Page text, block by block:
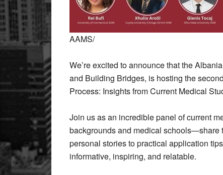
AAMS/
We’re excited to announce that the
and Building Bridges, is hosting the
Process: Insights from Current Medical
Join us as an incredible panel of current
backgrounds and medical schools—share
personal stories to practical application
informative, inspiring, and relatable.